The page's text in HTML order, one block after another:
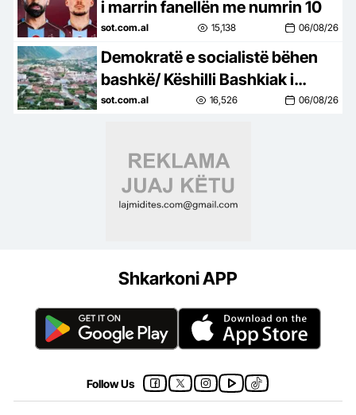
i marrin fanellën me numrin 10
sot.com.al 15,138 06/08/26
Demokratë e socialistë bëhen
bashkë/ Këshilli Bashkiak i
Këlcyrës, refuzon unanimisht
sot.com.al 16,526 06/08/26
Shkarkoni APP
Follow Us